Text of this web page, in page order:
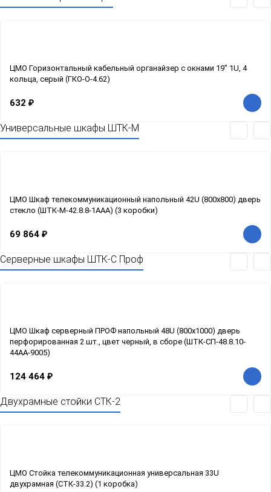
ЦМО Горизонтальный кабельный органайзер с окнами 19" 1U, 4
кольца, серый (ГКО-О-4.62)
632 ₽
Универсальные шкафы ШТК-М
ЦМО Шкаф телекоммуникационный напольный 42U (800x800) дверь
стекло (ШТК-М-42.8.8-1ААА) (3 коробки)
69 864 ₽
Серверные шкафы ШТК-С Проф
ЦМО Шкаф серверный ПРОФ напольный 48U (800x1000) дверь
перфорированная 2 шт., цвет черный, в сборе (ШТК-СП-48.8.10-
44АА-9005)
124 464 ₽
Двухрамные стойки СТК-2
ЦМО Стойка телекоммуникационная универсальная 33U
двухрамная (СТК-33.2) (1 коробка)